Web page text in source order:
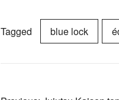
Tagged blue lock